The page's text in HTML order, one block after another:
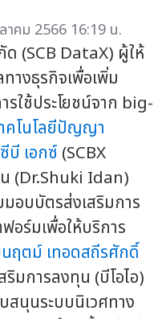
าคม 2566 16:19 น.
ด (SCB DataX) ผู้ให้
างธุรกิจเพื่อเพิ่ม
ใช้ประโยชน์จาก big-
คโนโลยีปัญญา
บี เอกซ์ (SCBX
(Dr.Shuki Idan)
มอบบัตรส่งเสริมการ
ร์มเพื่อให้บริการ
นฤตม์ เทอดสถีรศักดิ์
มการลงทุน (บีโอไอ)
นุนระบบนิเวศทาง